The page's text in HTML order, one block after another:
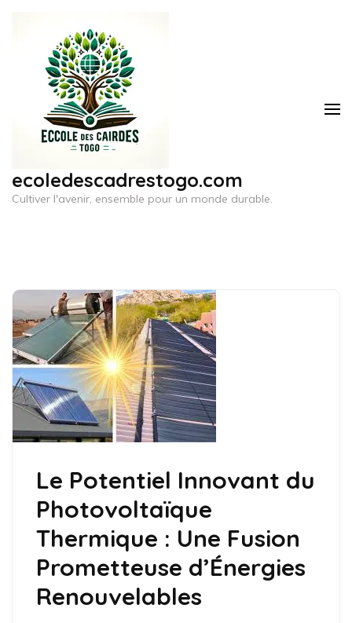
contenu
(Pressez
ecoledescadrestogo.com
Cultiver l'avenir, ensemble pour un monde durable.
Le Potentiel Innovant du
Photovoltaïque
Thermique : Une Fusion
Prometteuse d’Énergies
Renouvelables